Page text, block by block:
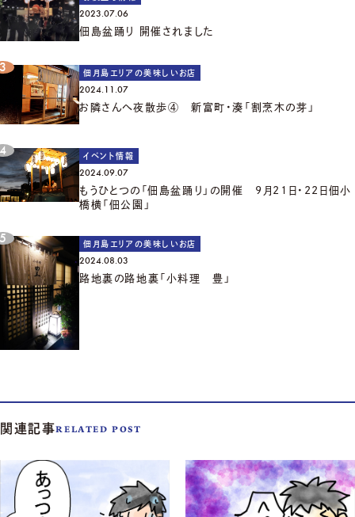
2023.07.06
佃島盆踊り 開催されました
佃月島エリアの美味しいお店
2024.11.07
お隣さんへ夜散歩④ 新富町・湊「割烹木の芽」
イベント情報
2024.09.07
もうひとつの「佃島盆踊り」の開催 9月21日・22日佃小
橋横「佃公園」
佃月島エリアの美味しいお店
2024.08.03
路地裏の路地裏「小料理 豊」
関連記事RELATED POST